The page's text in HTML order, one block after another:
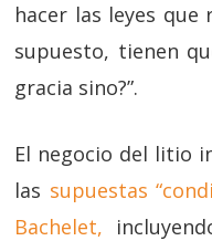
hacer las leyes que
supuesto, tienen
gracia sino?”.
El negocio del litio
las supuestas
Bachelet,